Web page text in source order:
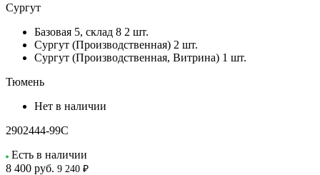
Сургут
Базовая 5, склад 8 2 шт.
Сургут (Производственная) 2 шт.
Сургут (Производственная, Витрина) 1 шт.
Тюмень
Нет в наличии
2902444-99C
Есть в наличии
8 400 руб. 9 240 ₽